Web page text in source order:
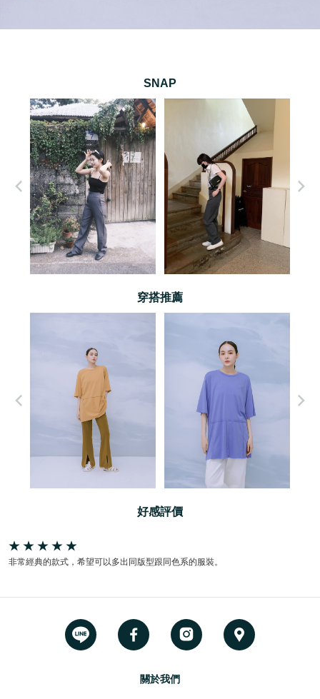
SNAP
穿搭推薦
好感評價
非常經典的款式，希望可以多出同版型跟同色系的服裝。
關於我們